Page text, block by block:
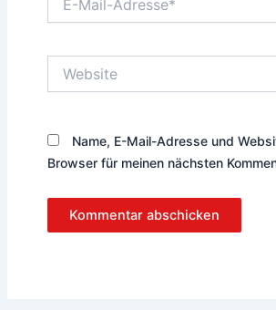
Mail-
Name, E-Mail-Adresse und
Browser für meinen nächsten